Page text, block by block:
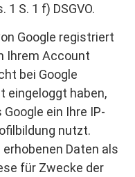
S. 1 f) DSGVO.
Google registriert
Ihrem Account
bei Google
eingeloggt haben,
ein Ihre IP-
nutzt.
Daten als
für Zwecke der